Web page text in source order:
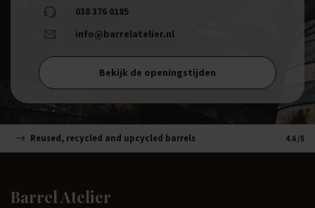
038 376 0185
info@barrelatelier.nl
Bekijk de openingstijden
Reused, recycled and upcycled barrels 4.6 /5
Barrel Atelier